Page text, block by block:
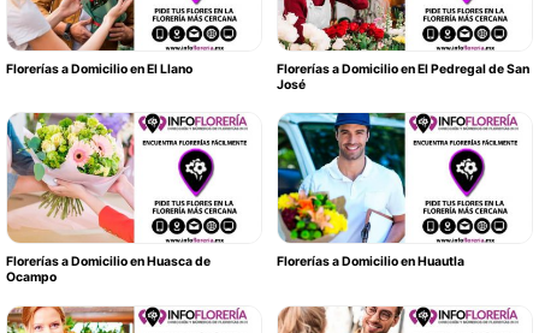
Florerías a Domicilio en El Llano
Florerías a Domicilio en El Pedregal de San
José
Florerías a Domicilio en Huasca de
Ocampo
Florerías a Domicilio en Huautla